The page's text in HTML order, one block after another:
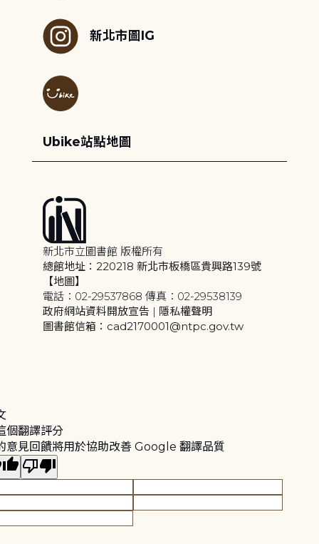
新北市圖IG
Ubike站點地圖
新北市立圖書館 版權所有
總館地址：220218 新北市板橋區貴興路139號
【地圖】
電話：02-29537868 傳真：02-29538139
政府網站資料開放宣告 | 隱私權聲明
圖書館信箱：cad2170001@ntpc.gov.tw
個翻譯評分
意見回饋將用於協助改善 Google 翻譯品質